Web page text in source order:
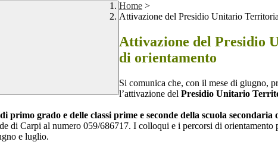
Home >
Attivazione del Presidio Unitario
Attivazione del Presidio
di orientamento
Si comunica che, con il mese di giugno,
l’attivazione del Presidio Unitario
primo grado e delle classi prime e seconde della scuola secondaria
di Carpi al numero 059/686717. I colloqui e i percorsi di orientamento
e luglio.